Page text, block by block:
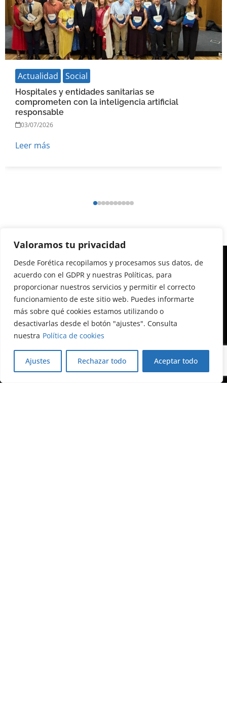
Valoramos tu privacidad
Desde Forética recopilamos y procesamos sus datos, de
acuerdo con el GDPR y nuestras Políticas, para
proporcionar nuestros servicios y permitir el correcto
funcionamiento de este sitio web. Puedes informarte
más sobre qué cookies estamos utilizando o
desactivarlas desde el botón "ajustes". Consulta
nuestra Política de cookies
Ajustes Rechazar todo Aceptar todo
Actualidad Social
Hospitales y entidades sanitarias se
comprometen con la inteligencia artificial
responsable
03/07/2026
Leer más
Calle Almagro, 12, 3ª planta
28010 Madrid
+34 91 522 79 46
foretica@foretica.es